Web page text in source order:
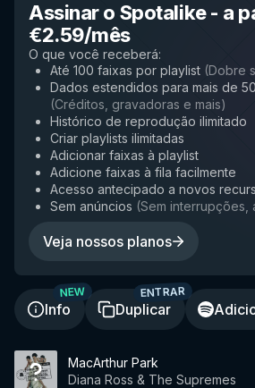
Assinar o Spotalike- a
€2.59/mês
O que você receberá:
Até 100 faixas por playlist (Dobre
Dados estendidos para mais de
(Créditos, gravadoras e mais)
Histórico de reprodução ilimitado
Criar playlists ilimitadas
Adicionar faixas à playlist
Adicione faixas à fila facilmente
Acesso antecipado a novos
Sem anúncios (Sem interrupções,
Veja nossos planos
Info
NEW
Duplicar
ENTRAR
MacArthur Park
Diana Ross & The Supremes